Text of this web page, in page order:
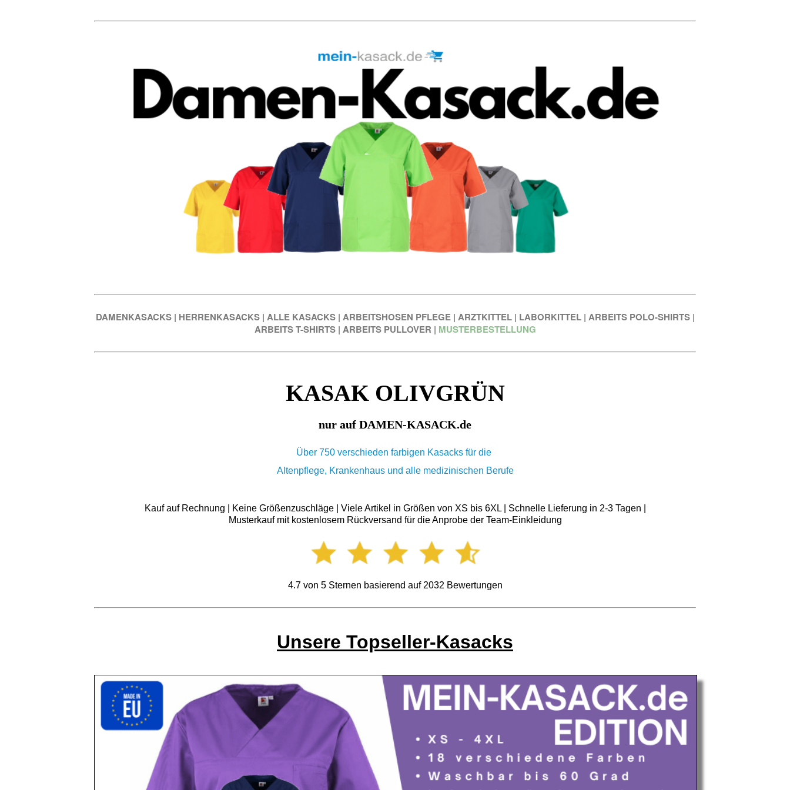
DAMENKASACKS | HERRENKASACKS | ALLE KASACKS | ARBEITSHOSEN PFLEGE | ARZTKITTEL | LABORKITTEL | ARBEITS POLO-SHIRTS |
ARBEITS T-SHIRTS | ARBEITS PULLOVER | MUSTERBESTELLUNG
KASAK OLIVGRÜN
nur auf DAMEN-KASACK.de
Über 750 verschieden farbigen Kasacks für die
Altenpflege, Krankenhaus und alle medizinischen Berufe
Kauf auf Rechnung | Keine Größenzuschläge | Viele Artikel in Größen von XS bis 6XL | Schnelle Lieferung in 2-3 Tagen |
Musterkauf mit kostenlosem Rückversand für die Anprobe der Team-Einkleidung
4.7von 5Sternen basierend auf 2032 Bewertungen
Unsere Topseller-Kasacks